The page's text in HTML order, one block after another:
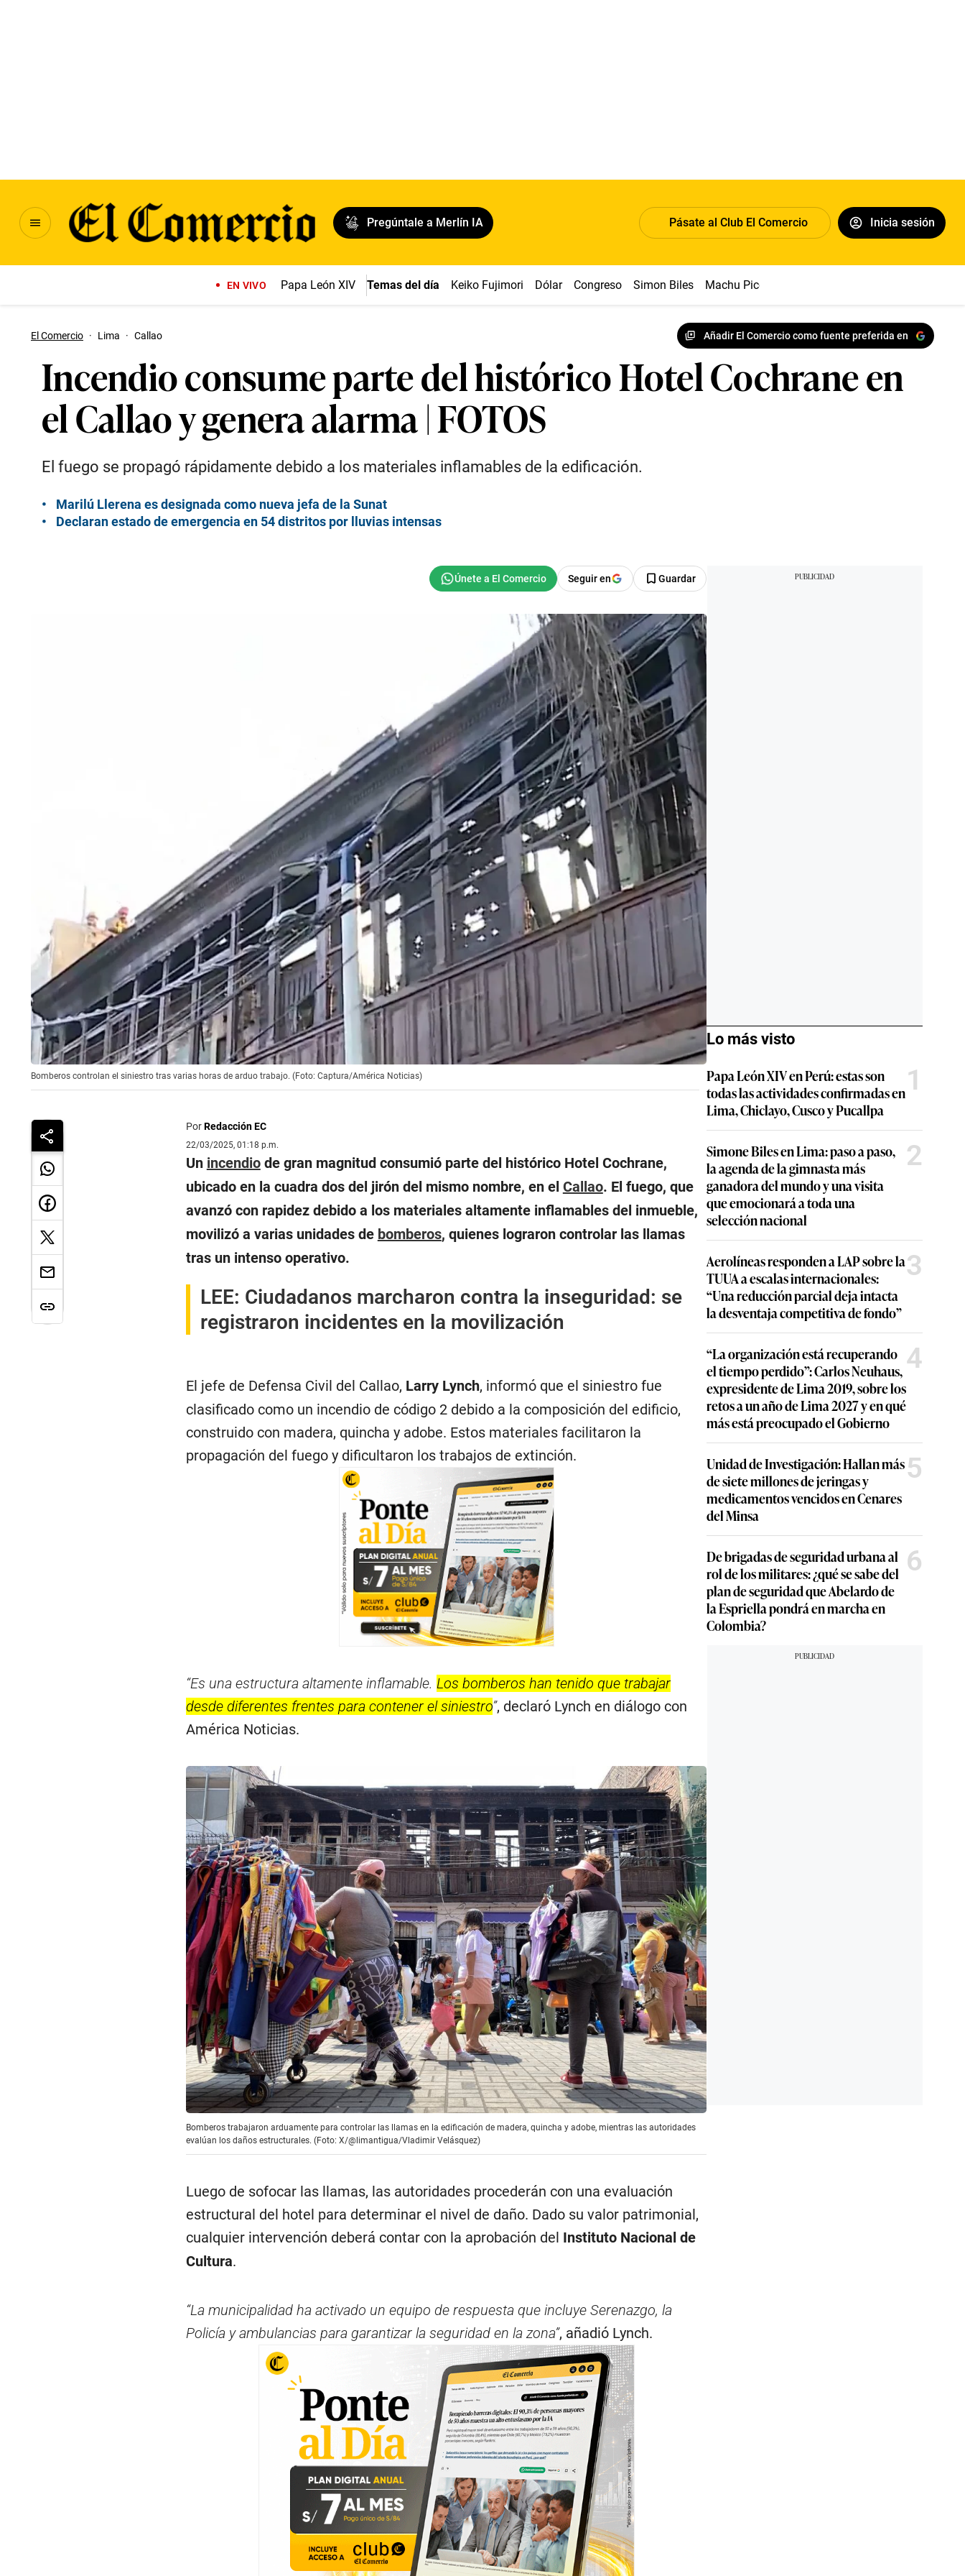
Pregúntale a Merlín IA Pásate al Club El Comercio Inicia sesión
EN VIVO Papa León XIV Temas del día Keiko Fujimori Dólar Congreso Simon Biles Machu Picchu
El Comercio · Lima · Callao Añadir El Comercio como fuente preferida en
Incendio consume parte del histórico Hotel Cochrane en
el Callao y genera alarma | FOTOS
El fuego se propagó rápidamente debido a los materiales inflamables de la edificación.
Marilú Llerena es designada como nueva jefa de la Sunat
Declaran estado de emergencia en 54 distritos por lluvias intensas
Seguir en Guardar
Bomberos controlan el siniestro tras varias horas de arduo trabajo. (Foto: Captura/América Noticias)
PorRedacción EC
22/03/2025, 01:18 p.m.
Un incendiode gran magnitud consumió parte del histórico Hotel Cochrane,
ubicado en la cuadra dos del jirón del mismo nombre, en el Callao. El fuego, que
avanzó con rapidez debido a los materiales altamente inflamables del inmueble,
movilizó a varias unidades de bomberos, quienes lograron controlar las llamas
tras un intenso operativo.
LEE: Ciudadanos marcharon contra la inseguridad: se
registraron incidentes en la movilización
El jefe de Defensa Civil del Callao, Larry Lynch, informó que el siniestro fue
clasificado como un incendio de código 2 debido a la composición del edificio,
construido con madera, quincha y adobe. Estos materiales facilitaron la
propagación del fuego y dificultaron los trabajos de extinción.
“Es una estructura altamente inflamable. Los bomberos han tenido que trabajar
desde diferentes frentes para contener el siniestro”, declaró Lynch en diálogo con
América Noticias.
Bomberos trabajaron arduamente para controlar las llamas en la edificación de madera, quincha y adobe, mientras las autoridades
evalúan los daños estructurales. (Foto: X/@limantigua/Vladimir Velásquez)
Luego de sofocar las llamas, las autoridades procederán con una evaluación
estructural del hotel para determinar el nivel de daño. Dado su valor patrimonial,
cualquier intervención deberá contar con la aprobación del Instituto Nacional de
Cultura.
“La municipalidad ha activado un equipo de respuesta que incluye Serenazgo, la
Policía y ambulancias para garantizar la seguridad en la zona”, añadió Lynch.
Lo más visto
Papa León XIV en Perú: estas son
todas las actividades confirmadas en
Lima, Chiclayo, Cusco y Pucallpa
1
Simone Biles en Lima: paso a paso,
la agenda de la gimnasta más
ganadora del mundo y una visita
que emocionará a toda una
selección nacional
2
Aerolíneas responden a LAP sobre la
TUUA a escalas internacionales:
“Una reducción parcial deja intacta
la desventaja competitiva de fondo”
3
“La organización está recuperando
el tiempo perdido”: Carlos Neuhaus,
expresidente de Lima 2019, sobre los
retos a un año de Lima 2027 y en qué
más está preocupado el Gobierno
4
Unidad de Investigación: Hallan más
de siete millones de jeringas y
medicamentos vencidos en Cenares
del Minsa
5
De brigadas de seguridad urbana al
rol de los militares: ¿qué se sabe del
plan de seguridad que Abelardo de
la Espriella pondrá en marcha en
Colombia?
6